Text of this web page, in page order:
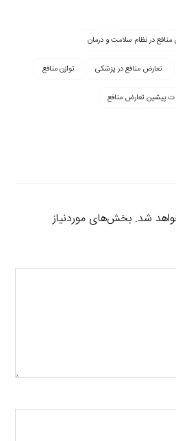
در نظام سلامت و درمان
تعارض منافع در پزشکی توازن منافع
پیشین تعارض منافع
شد. بخش‌های موردنیاز